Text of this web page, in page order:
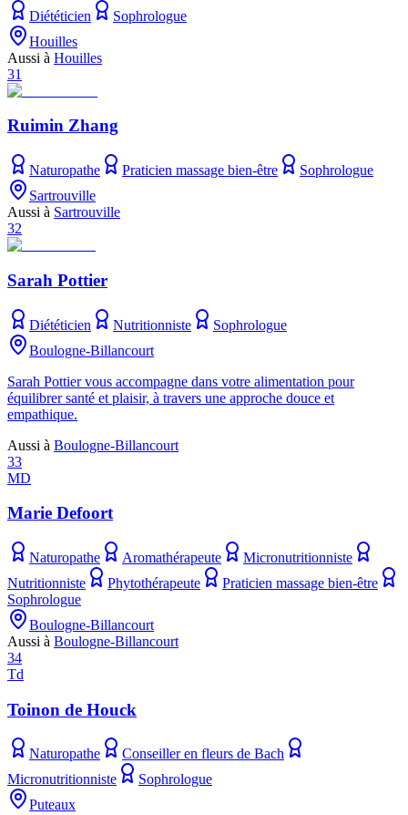
Diététicien
Sophrologue
Houilles
Aussi à Houilles
31
Ruimin Zhang
Naturopathe Praticien massage bien-être
Sophrologue
Sartrouville
Aussi à Sartrouville
32
Sarah Pottier
Diététicien Nutritionniste
Sophrologue
Boulogne-Billancourt
Sarah Pottier vous accompagne dans votre alimentation pour
équilibrer santé et plaisir, à travers une approche douce et
empathique.
Aussi à Boulogne-Billancourt
33
MD
Marie Defoort
Naturopathe Aromathérapeute
Micronutritionniste
Nutritionniste
Phytothérapeute
Praticien massage bien-être
Sophrologue
Boulogne-Billancourt
Aussi à Boulogne-Billancourt
34
Td
Toinon de Houck
Naturopathe
Conseiller en fleurs de Bach
Micronutritionniste
Sophrologue
Puteaux